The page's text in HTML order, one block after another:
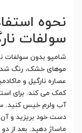
نحوه
سولفات
شامپو بدون سولفات
موهای خشک، رنگ
عصاره نارگیل و
کمک می کند. برای
آب ولرم خیس کنید.
دست خود بریزید و
ماساژ دهید. بعد از